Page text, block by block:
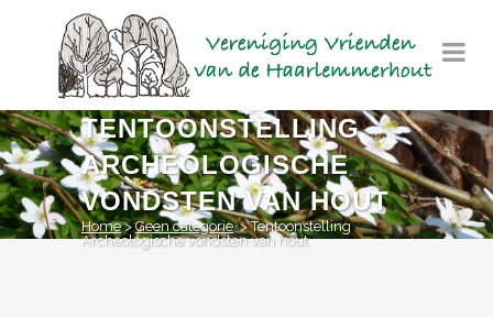
TENTOONSTELLING
ARCHEOLOGISCHE
VONDSTEN VAN HOUT
Home>Geen categorie >Tentoonstelling
Archeologische vondsten van hout